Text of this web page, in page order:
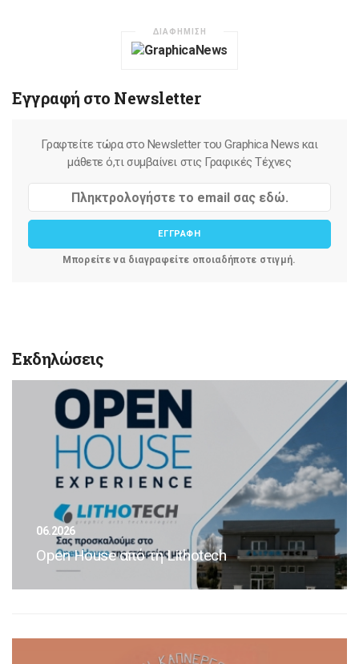
ΔΙΑΦΗΜΙΣΗ
Εγγραφή στο Newsletter
Γραφτείτε τώρα στο Newsletter του Graphica News και
μάθετε ό,τι συμβαίνει στις Γραφικές Τέχνες
ΕΓΓΡΑΦΗ
Μπορείτε να διαγραφείτε οποιαδήποτε στιγμή.
Εκδηλώσεις
06.2026
Open House από τη Lithotech